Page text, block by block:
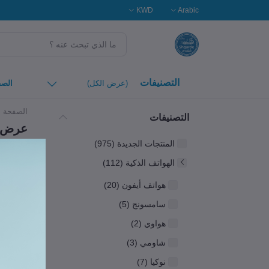
Arabic
KWD
التصنيفات (عرض الكل)
التصنيفات
المنتجات الجديدة (975)
الهواتف الذكية (112)
هواتف أيفون (20)
سامسونج (5)
هواوي (2)
شاومي (3)
نوكيا (7)
الصفحة
عرض